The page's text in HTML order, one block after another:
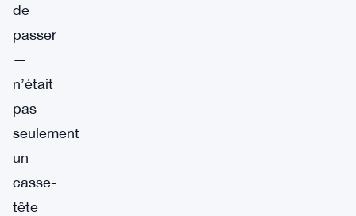
de
passer
—
n’était
pas
seulement
un
casse-
tête